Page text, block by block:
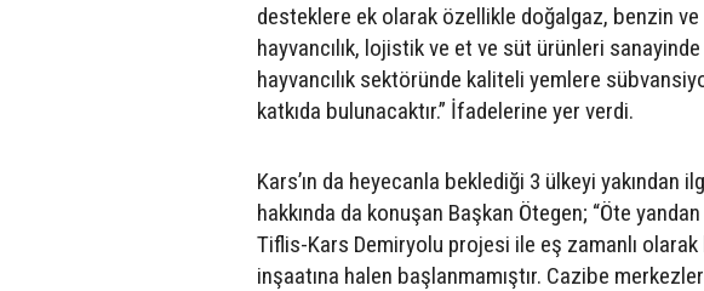
desteklere ek olarak özellikle doğalgaz, benzin
hayvancılık, lojistik ve et ve süt ürünleri
hayvancılık sektöründe kaliteli yemlere
katkıda bulunacaktır.” İfadelerine yer verdi.
Kars’ın da heyecanla beklediği 3 ülkeyi
hakkında da konuşan Başkan Ötegen; “Öte
Tiflis-Kars Demiryolu projesi ile eş zamanlı
inşaatına halen başlanmamıştır. Cazibe